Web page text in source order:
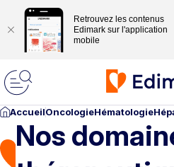
Retrouvez les contenus
Edimark sur l'application
mobile
AccueilOncologieHématologie
Nos